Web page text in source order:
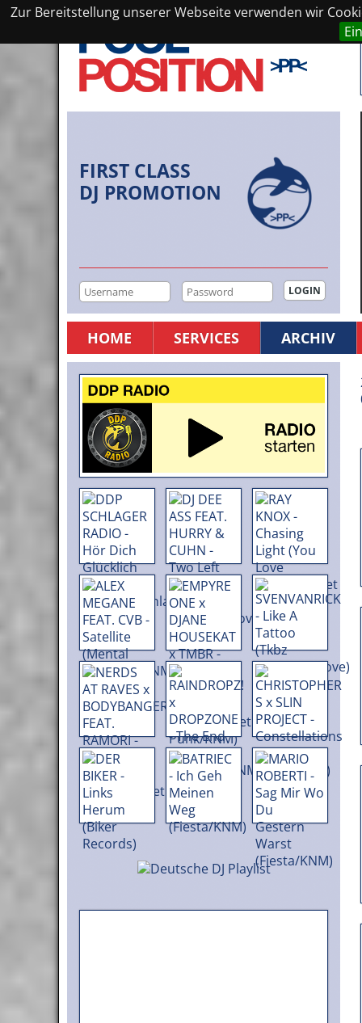
Zur Bereitstellung unserer Webseite verwenden wir
FIRST CLASS
DJ PROMOTION
HOME SERVICES ARCHIV